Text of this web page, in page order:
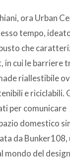
ora Urban
tempo,
che
in cui le barriere
riallestibile
e riciclabili.
per comunicare
domestico
da Bunker108,
mondo del